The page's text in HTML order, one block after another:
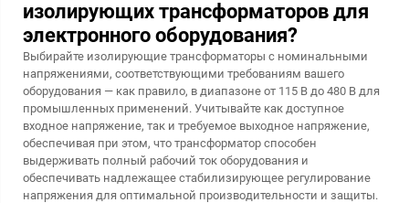
изолирующих трансформаторов для
электронного оборудования?
Выбирайте изолирующие трансформаторы с номинальными
напряжениями, соответствующими требованиям вашего
оборудования — как правило, в диапазоне от 115 В до 480 В для
промышленных применений. Учитывайте как доступное
входное напряжение, так и требуемое выходное напряжение,
обеспечивая при этом, что трансформатор способен
выдерживать полный рабочий ток оборудования и
обеспечивать надлежащее стабилизирующее регулирование
напряжения для оптимальной производительности и защиты.